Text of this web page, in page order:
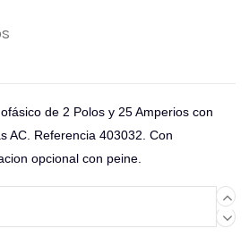
de 2 Polos y 25 Amperios con
AC. Referencia 403032. Con
opcional con peine.